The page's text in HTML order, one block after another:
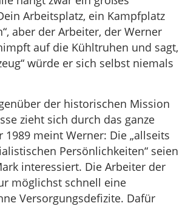
Arbeitsplatz, ein Kampfplatz
aber der Arbeiter, der Werner
auf die Kühltruhen und sagt,
würde er sich selbst niemals
der historischen Mission
zieht sich durch das ganze
1989 meint Werner: Die „allseits
Persönlichkeiten“ seien
interessiert. Die Arbeiter der
möglichst schnell eine
Versorgungsdefizite. Dafür